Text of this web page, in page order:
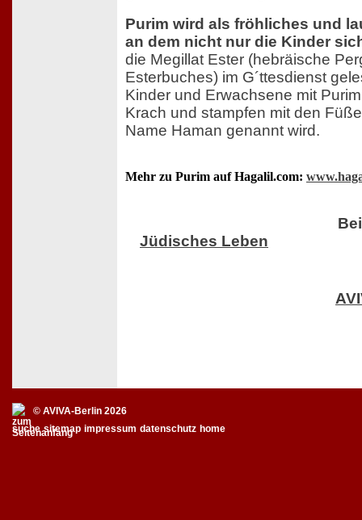
Purim wird als fröhliches und
an dem nicht nur die Kinder
die Megillat Ester (hebräische
Esterbuches) im G´ttesdienst
Kinder und Erwachsene mit
Krach und stampfen mit den
Name Haman genannt wird.
Mehr zu Purim auf Hagalil.com:
Jüdisches Leben
© AVIVA-Berlin 2026
suche sitemap impressum datenschutz home